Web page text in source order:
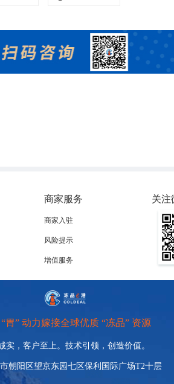
商家服务
商家入驻
风险提示
增值服务
关注
胃” 动力嫁接全球优质 “冻品” 资源
实，客户至上。技术引领， 创造价值。
朝阳区望京东园七区保利国际广场T2十层